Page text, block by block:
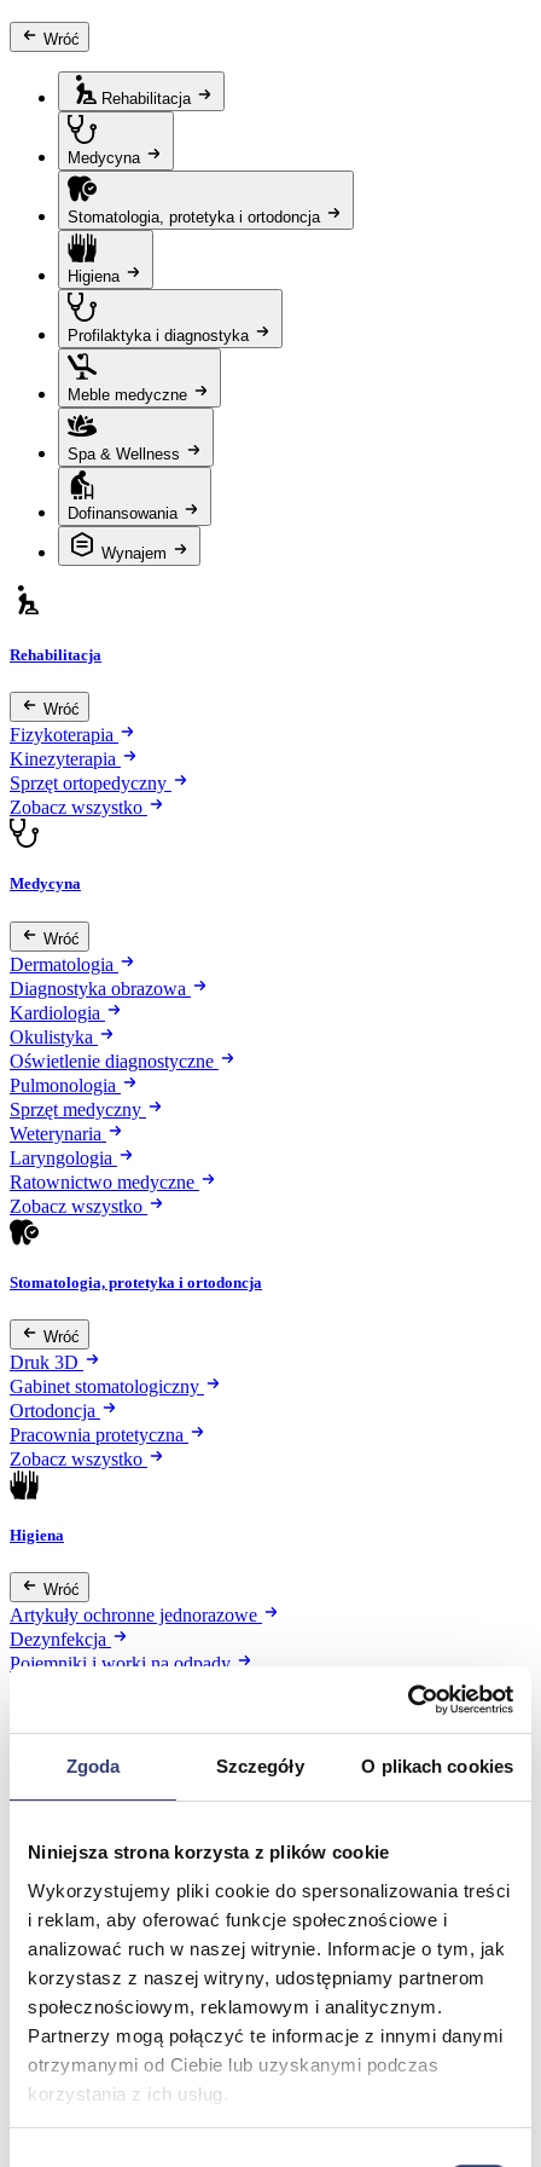
Zgoda Szczegóły O plikach cookies
Niniejsza strona korzysta z plików cookie
Wykorzystujemy pliki cookie do spersonalizowania treści
i reklam, aby oferować funkcje społecznościowe i
analizować ruch w naszej witrynie. Informacje o tym, jak
korzystasz z naszej witryny, udostępniamy partnerom
społecznościowym, reklamowym i analitycznym.
Partnerzy mogą połączyć te informacje z innymi danymi
otrzymanymi od Ciebie lub uzyskanymi podczas
korzystania z ich usług.
Wróć
Rehabilitacja
Medycyna
Stomatologia, protetyka i ortodoncja
Higiena
Profilaktyka i diagnostyka
Meble medyczne
Spa & Wellness
Dofinansowania
Wynajem
Rehabilitacja
Wróć
Fizykoterapia
Kinezyterapia
Sprzęt ortopedyczny
Zobacz wszystko
Medycyna
Wróć
Dermatologia
Diagnostyka obrazowa
Kardiologia
Okulistyka
Oświetlenie diagnostyczne
Pulmonologia
Sprzęt medyczny
Weterynaria
Laryngologia
Ratownictwo medyczne
Zobacz wszystko
Stomatologia, protetyka i ortodoncja
Wróć
Druk 3D
Gabinet stomatologiczny
Ortodoncja
Pracownia protetyczna
Zobacz wszystko
Higiena
Wróć
Artykuły ochronne jednorazowe
Dezynfekcja
Pojemniki i worki na odpady
Materiały opatrunkowe
Asortyment drobny
Urządzenia
Profilaktyka i diagnostyka
Pulsoksymetry
Ciśnieniomierze
Inhalatory
Instrumenty diagnostyczne
Artykuły Przeciwodleżynowe
Stetoskopy
Termometry